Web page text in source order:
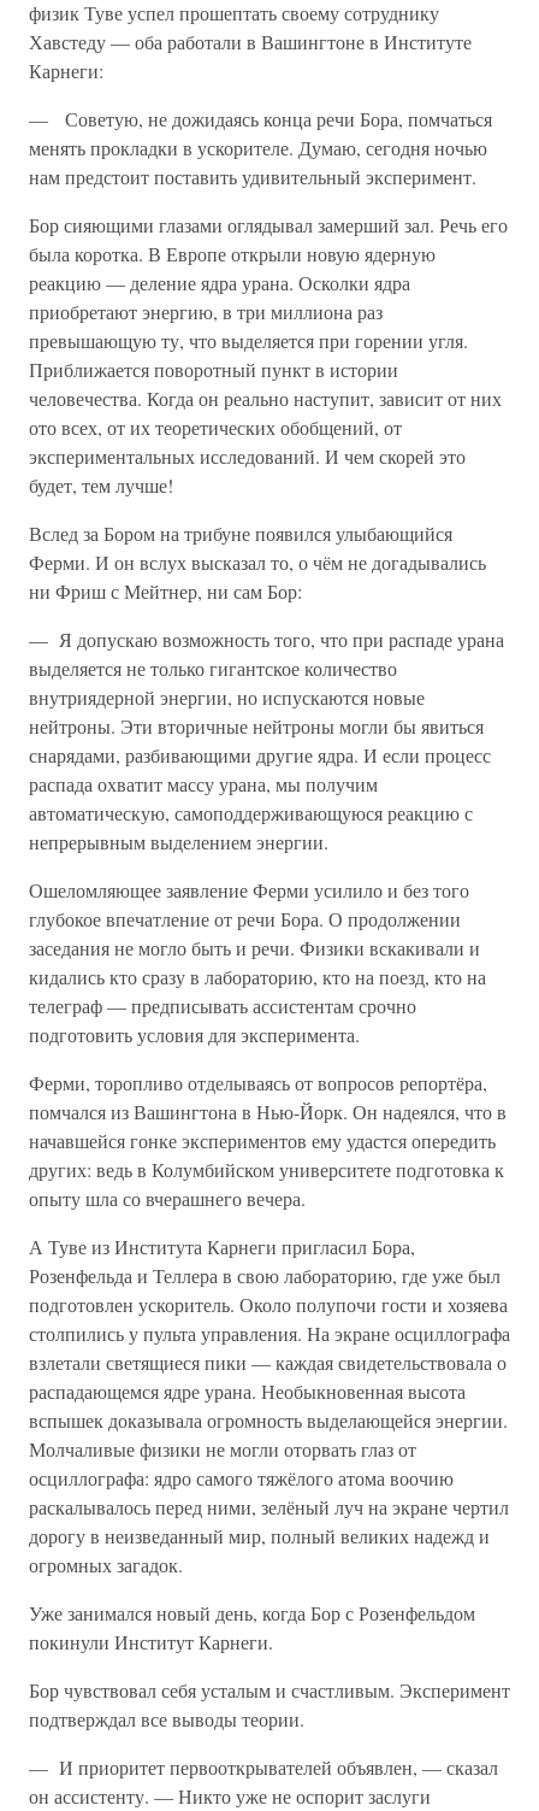
физик Туве успел прошептать своему сотруднику
Хавстеду — оба работали в Вашингтоне в Институте
Карнеги:
— Советую, не дожидаясь конца речи Бора, помчаться
менять прокладки в ускорителе. Думаю, сегодня ночью
нам предстоит поставить удивительный эксперимент.
Бор сияющими глазами оглядывал замерший зал. Речь его
была коротка. В Европе открыли новую ядерную
реакцию — деление ядра урана. Осколки ядра
приобретают энергию, в три миллиона раз
превышающую ту, что выделяется при горении угля.
Приближается поворотный пункт в истории
человечества. Когда он реально наступит, зависит от них
ото всех, от их теоретических обобщений, от
экспериментальных исследований. И чем скорей это
будет, тем лучше!
Вслед за Бором на трибуне появился улыбающийся
Ферми. И он вслух высказал то, о чём не догадывались
ни Фриш с Мейтнер, ни сам Бор:
— Я допускаю возможность того, что при распаде урана
выделяется не только гигантское количество
внутриядерной энергии, но испускаются новые
нейтроны. Эти вторичные нейтроны могли бы явиться
снарядами, разбивающими другие ядра. И если процесс
распада охватит массу урана, мы получим
автоматическую, самоподдерживающуюся реакцию с
непрерывным выделением энергии.
Ошеломляющее заявление Ферми усилило и без того
глубокое впечатление от речи Бора. О продолжении
заседания не могло быть и речи. Физики вскакивали и
кидались кто сразу в лабораторию, кто на поезд, кто на
телеграф — предписывать ассистентам срочно
подготовить условия для эксперимента.
Ферми, торопливо отделываясь от вопросов репортёра,
помчался из Вашингтона в Нью-Йорк. Он надеялся, что в
начавшейся гонке экспериментов ему удастся опередить
других: ведь в Колумбийском университете подготовка к
опыту шла со вчерашнего вечера.
А Туве из Института Карнеги пригласил Бора,
Розенфельда и Теллера в свою лабораторию, где уже был
подготовлен ускоритель. Около полупочи гости и хозяева
столпились у пульта управления. На экране осциллографа
взлетали светящиеся пики — каждая свидетельствовала о
распадающемся ядре урана. Необыкновенная высота
вспышек доказывала огромность выделающейся энергии.
Молчаливые физики не могли оторвать глаз от
осциллографа: ядро самого тяжёлого атома воочию
раскалывалось перед ними, зелёный луч на экране чертил
дорогу в неизведанный мир, полный великих надежд и
огромных загадок.
Уже занимался новый день, когда Бор с Розенфельдом
покинули Институт Карнеги.
Бор чувствовал себя усталым и счастливым. Эксперимент
подтверждал все выводы теории.
— И приоритет первооткрывателей объявлен, — сказал
он ассистенту. — Никто уже не оспорит заслуги